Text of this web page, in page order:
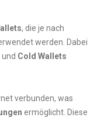
, die je nach
werden. Dabei
und Cold Wallets
verbunden, was
ermöglicht. Diese